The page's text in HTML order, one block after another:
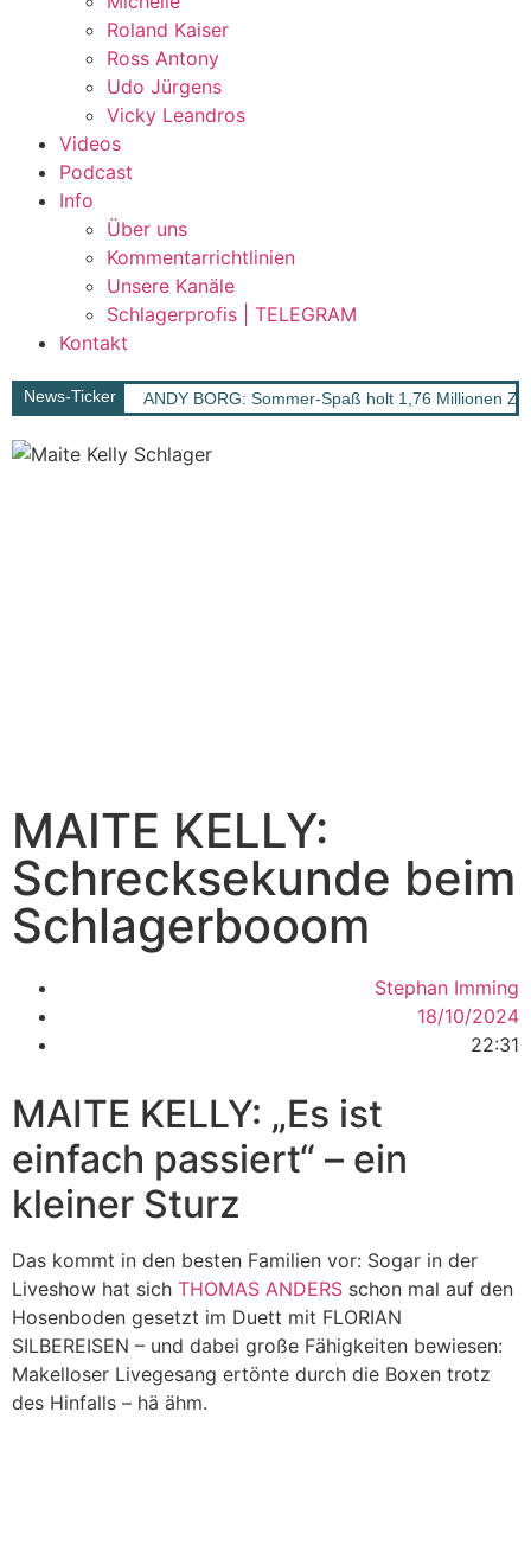
Roland Kaiser
Ross Antony
Udo Jürgens
Vicky Leandros
Videos
Podcast
Info
Über uns
Kommentarrichtlinien
Unsere Kanäle
Schlagerprofis | TELEGRAM
Kontakt
News-Ticker ANDY BORG: Sommer-Spaß holt 1,76 Millionen
MAITE KELLY:
Schrecksekunde beim
Schlagerbooom
Stephan Imming
18/10/2024
22:31
MAITE KELLY: „Es ist
einfach passiert“ – ein
kleiner Sturz
Das kommt in den besten Familien vor: Sogar in der
Liveshow hat sich THOMAS ANDERS schon mal auf den
Hosenboden gesetzt im Duett mit FLORIAN
SILBEREISEN – und dabei große Fähigkeiten bewiesen:
Makelloser Livegesang ertönte durch die Boxen trotz
des Hinfalls – hä ähm.